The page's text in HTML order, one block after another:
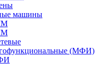
машины
(МФИ)